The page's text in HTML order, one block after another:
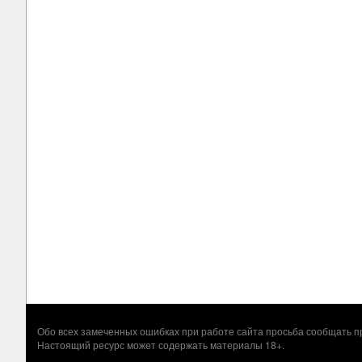
Обо всех замеченных ошибках при работе сайта просьба
Настоящий ресурс может содержать материалы 18+.